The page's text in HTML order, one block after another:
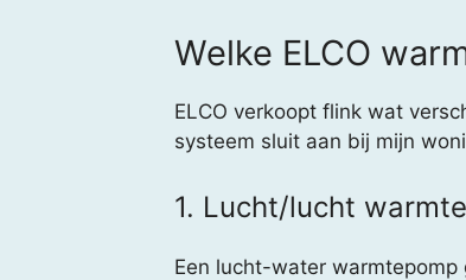
Welke ELCO
ELCO verkoopt flink wat
systeem sluit aan bij mijn
1. Lucht/lucht
Een lucht-water